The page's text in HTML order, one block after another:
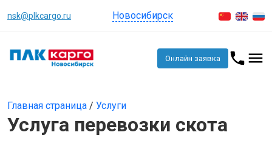
nsk@plkcargo.ru Новосибирск
Онлайн заявка
Главная страница / Услуги
Услуга перевозки скота